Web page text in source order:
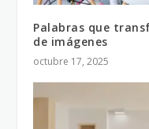
Palabras que
de imágenes
octubre 17, 2025